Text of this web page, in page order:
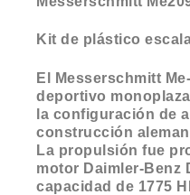
Kit de plástico
El Messerschmitt
deportivo
la configuración de
construcción
La propulsión fue
motor Daimler-Benz
capacidad de 1775